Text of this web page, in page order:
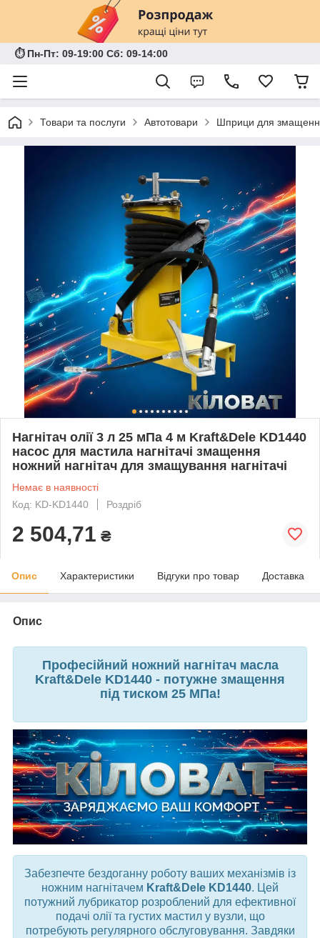
⏱ Пн-Пт: 09-19:00 Сб: 09-14:00
Товари та послуги Автотовари Шприци для
Нагнітач олії 3 л 25 мПа 4 м Kraft&Dele KD1440
насос для мастила нагнітачі змащення
ножний нагнітач для змащування нагнітачі
Немає в наявності
Код: KD-KD1440
Роздріб
2 504,71 ₴
Опис Характеристики Відгуки про товар Доставка
Опис
Професійний ножний нагнітач масла
Kraft&Dele KD1440 - потужне змащення
під тиском 25 МПа!
Забезпечте бездоганну роботу ваших механізмів із
ножним нагнітачем Kraft&Dele KD1440. Цей
потужний лубрикатор розроблений для ефективної
подачі олії та густих мастил у вузли, що
потребують регулярного обслуговування. Завдяки